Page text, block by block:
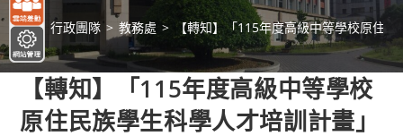
> 行政團隊 > 教務處 > 【轉知】「115年度高級中等學校原住
【轉知】「115年度高級中等學校
原住民族學生科學人才培訓計畫」